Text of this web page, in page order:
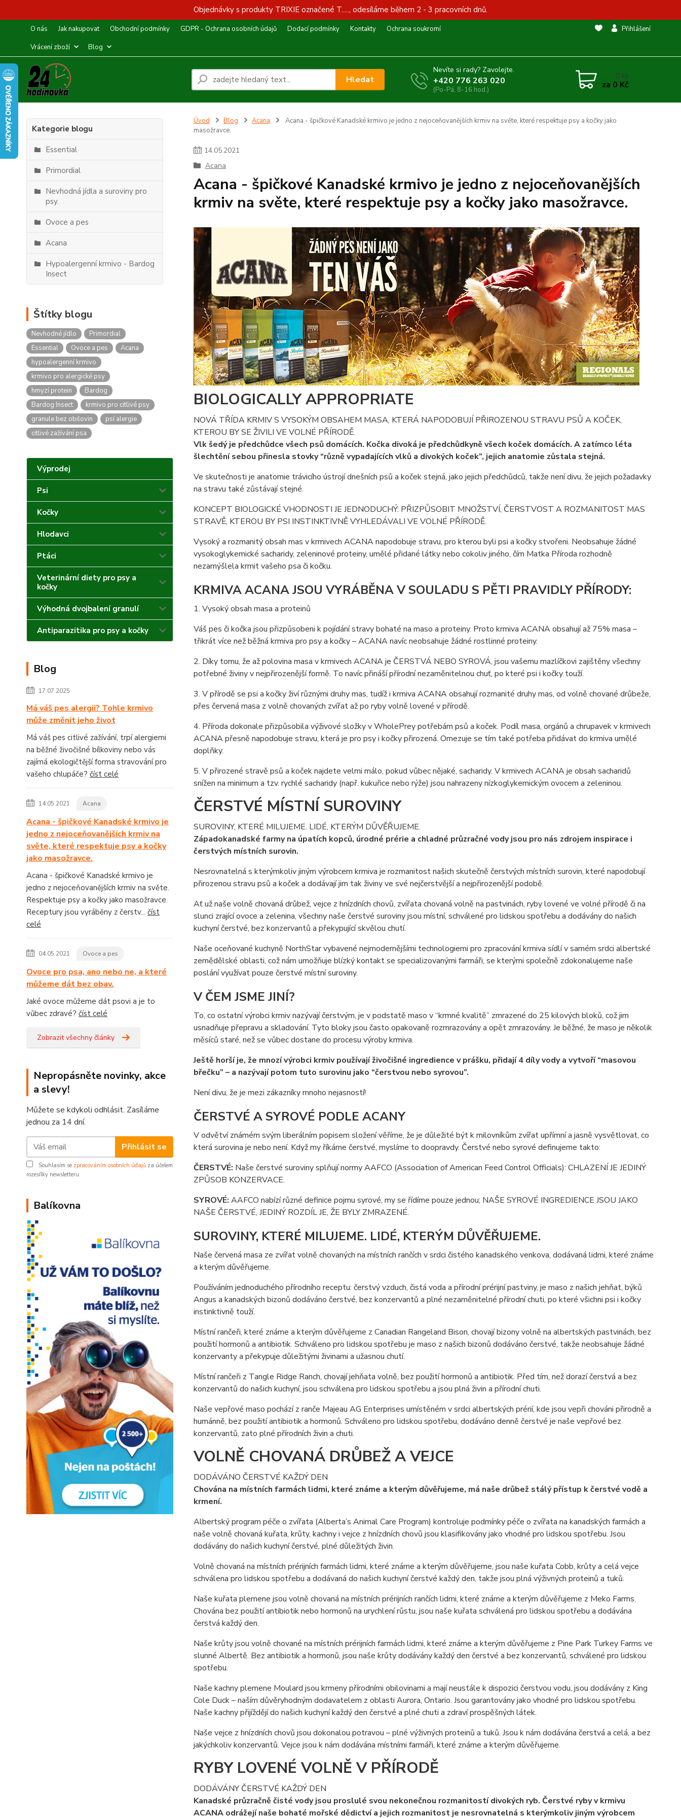
Objednávky s produkty TRIXIE označené T....., odesíláme během 2 - 3 pracovních dnů.
O nás Jak nakupovat Obchodní podmínky GDPR - Ochrana osobních údajů Dodací podmínky Kontakty
Ochrana soukromí
Vrácení zboží
Blog
Přihlášení
Hledat
Nevíte si rady? Zavolejte.
+420 776 263 020
(Po-Pá, 8-16 hod.)
0 ks
za 0 Kč
Kategorie blogu
Essential
Primordial
Nevhodná jídla a suroviny pro
psy.
Ovoce a pes
Acana
Hypoalergenní krmivo - Bardog
Insect
Štítky blogu
Nevhodné jídlo
Primordial
Essential
Ovoce a pes
Acana
hypoalergenní krmivo
krmivo pro alergické psy
hmyzí protein
Bardog
Bardog Insect
krmivo pro citlivé psy
granule bez obilovin
psí alergie
citlivé zažívání psa
Výprodej
Psi
Kočky
Hlodavci
Ptáci
Veterinární diety pro psy a
kočky
Výhodná dvojbalení granulí
Antiparazitika pro psy a kočky
Blog
17.07.2025
Má váš pes alergii? Tohle krmivo
může změnit jeho život
Má váš pes citlivé zažívání, trpí alergiemi
na běžné živočišné bílkoviny nebo vás
zajímá ekologičtější forma stravování pro
vašeho chlupáče? číst celé
14.05.2021 Acana
Acana - špičkové Kanadské krmivo je
jedno z nejoceňovanějších krmiv na
světe, které respektuje psy a kočky
jako masožravce.
Acana - špičkové Kanadské krmivo je
jedno z nejoceňovanějších krmiv na světe.
Respektuje psy a kočky jako masožravce.
Receptury jsou vyráběny z čerstv... číst
celé
04.05.2021 Ovoce a pes
Ovoce pro psa, ano nebo ne, a které
můžeme dát bez obav.
Jaké ovoce můžeme dát psovi a je to
vůbec zdravé? číst celé
Zobrazit všechny články
Nepropásněte novinky, akce
a slevy!
Můžete se kdykoli odhlásit. Zasíláme
jednou za 14 dní.
Přihlásit se
Souhlasím se zpracováním osobních údajů za účelem
rozesílky newsletteru.
Balíkovna
Úvod Blog Acana
Acana - špičkové Kanadské krmivo je jedno z nejoceňovanějších krmiv na světe, které respektuje psy a kočky jako
masožravce.
14.05.2021
Acana
Acana - špičkové Kanadské krmivo je jedno z nejoceňovanějších
krmiv na světe, které respektuje psy a kočky jako masožravce.
BIOLOGICALLY APPROPRIATE
NOVÁ TŘÍDA KRMIV S VYSOKÝM OBSAHEM MASA, KTERÁ NAPODOBUJÍ PŘIROZENOU STRAVU PSŮ A KOČEK,
KTEROU BY SE ŽIVILI VE VOLNÉ PŘÍRODĚ.
Vlk šedý je předchůdce všech psů domácích. Kočka divoká je předchůdkyně všech koček domácích. A zatímco léta
šlechtění sebou přinesla stovky “různě vypadajících vlků a divokých koček”, jejich anatomie zůstala stejná.
Ve skutečnosti je anatomie trávicího ústrojí dnešních psů a koček stejná, jako jejich předchůdců, takže není divu, že jejich požadavky
na stravu také zůstávají stejné.
KONCEPT BIOLOGICKÉ VHODNOSTI JE JEDNODUCHÝ: PŘIZPŮSOBIT MNOŽSTVÍ, ČERSTVOST A ROZMANITOST MAS
STRAVĚ, KTEROU BY PSI INSTINKTIVNĚ VYHLEDÁVALI VE VOLNÉ PŘÍRODĚ.
Vysoký a rozmanitý obsah mas v krmivech ACANA napodobuje stravu, pro kterou byli psi a kočky stvořeni. Neobsahuje žádné
vysokoglykemické sacharidy, zeleninové proteiny, umělé přidané látky nebo cokoliv jiného, čím Matka Příroda rozhodně
nezamýšlela krmit vašeho psa či kočku.
KRMIVA ACANA JSOU VYRÁBĚNA V SOULADU S PĚTI PRAVIDLY PŘÍRODY:
1. Vysoký obsah masa a proteinů
Váš pes či kočka jsou přizpůsobeni k pojídání stravy bohaté na maso a proteiny. Proto krmiva ACANA obsahují až 75% masa –
třikrát více než běžná krmiva pro psy a kočky – ACANA navíc neobsahuje žádné rostlinné proteiny.
2. Díky tomu, že až polovina masa v krmivech ACANA je ČERSTVÁ NEBO SYROVÁ, jsou vašemu mazlíčkovi zajištěny všechny
potřebné živiny v nejpřirozenější formě. To navíc přináší přírodní nezaměnitelnou chuť, po které psi i kočky touží.
3. V přírodě se psi a kočky živí různými druhy mas, tudíž i krmiva ACANA obsahují rozmanité druhy mas, od volně chované drůbeže,
přes červená masa z volně chovaných zvířat až po ryby volně lovené v přírodě.
4. Příroda dokonale přizpůsobila výživové složky v WholePrey potřebám psů a koček. Podíl masa, orgánů a chrupavek v krmivech
ACANA přesně napodobuje stravu, která je pro psy i kočky přirozená. Omezuje se tím také potřeba přidávat do krmiva umělé
doplňky.
5. V přirozené stravě psů a koček najdete velmi málo, pokud vůbec nějaké, sacharidy. V krmivech ACANA je obsah sacharidů
snížen na minimum a tzv. rychlé sacharidy (např. kukuřice nebo rýže) jsou nahrazeny nízkoglykemickým ovocem a zeleninou.
ČERSTVÉ MÍSTNÍ SUROVINY
SUROVINY, KTERÉ MILUJEME. LIDÉ, KTERÝM DŮVĚŘUJEME.
Západokanadské farmy na úpatích kopců, úrodné prérie a chladné průzračné vody jsou pro nás zdrojem inspirace i
čerstvých místních surovin.
Nesrovnatelná s kterýmkoliv jiným výrobcem krmiva je rozmanitost našich skutečně čerstvých místních surovin, které napodobují
přirozenou stravu psů a koček a dodávají jim tak živiny ve své nejčerstvější a nejpřirozenější podobě.
Ať už naše volně chovaná drůbež, vejce z hnízdních chovů, zvířata chovaná volně na pastvinách, ryby lovené ve volné přírodě či na
slunci zrající ovoce a zelenina, všechny naše čerstvé suroviny jsou místní, schválené pro lidskou spotřebu a dodávány do našich
kuchyní čerstvé, bez konzervantů a překypující skvělou chutí.
Naše oceňované kuchyně NorthStar vybavené nejmodernějšími technologiemi pro zpracování krmiva sídlí v samém srdci albertské
zemědělské oblasti, což nám umožňuje blízký kontakt se specializovanými farmáři, se kterými společně zdokonalujeme naše
poslání využívat pouze čerstvé místní suroviny.
V ČEM JSME JINÍ?
To, co ostatní výrobci krmiv nazývají čerstvým, je v podstatě maso v “krmné kvalitě” zmrazené do 25 kilových bloků, což jim
usnadňuje přepravu a skladování. Tyto bloky jsou často opakovaně rozmrazovány a opět zmrazovány. Je běžné, že maso je několik
měsíců staré, než se vůbec dostane do procesu výroby krmiva.
Ještě horší je, že mnozí výrobci krmiv používají živočišné ingredience v prášku, přidají 4 díly vody a vytvoří “masovou
břečku” – a nazývají potom tuto surovinu jako “čerstvou nebo syrovou”.
Není divu, že je mezi zákazníky mnoho nejasností!
ČERSTVÉ A SYROVÉ PODLE ACANY
V odvětví známém svým liberálním popisem složení věříme, že je důležité být k milovníkům zvířat upřímní a jasně vysvětlovat, co
která surovina je nebo není. Když my říkáme čerstvé, myslíme to doopravdy. Čerstvé nebo syrové definujeme takto:
ČERSTVÉ: Naše čerstvé suroviny splňují normy AAFCO (Association of American Feed Control Officials): CHLAZENÍ JE JEDINÝ
ZPŮSOB KONZERVACE.
SYROVÉ: AAFCO nabízí různé definice pojmu syrové, my se řídíme pouze jednou; NAŠE SYROVÉ INGREDIENCE JSOU JAKO
NAŠE ČERSTVÉ, JEDINÝ ROZDÍL JE, ŽE BYLY ZMRAZENÉ.
SUROVINY, KTERÉ MILUJEME. LIDÉ, KTERÝM DŮVĚŘUJEME.
Naše červená masa ze zvířat volně chovaných na místních rančích v srdci čistého kanadského venkova, dodávaná lidmi, které známe
a kterým důvěřujeme.
Používáním jednoduchého přírodního receptu: čerstvý vzduch, čistá voda a přírodní prérijní pastviny, je maso z našich jehňat, býků
Angus a kanadských bizonů dodáváno čerstvé, bez konzervantů a plné nezaměnitelné přírodní chuti, po které všichni psi i kočky
instinktivně touží.
Místní rančeři, které známe a kterým důvěřujeme z Canadian Rangeland Bison, chovají bizony volně na albertských pastvinách, bez
použití hormonů a antibiotik. Schváleno pro lidskou spotřebu je maso z našich bizonů dodáváno čerstvé, takže neobsahuje žádné
konzervanty a překypuje důležitými živinami a užasnou chutí.
Místní rančeři z Tangle Ridge Ranch, chovají jehňata volně, bez použití hormonů a antibiotik. Před tím, než dorazí čerstvá a bez
konzervantů do našich kuchyní, jsou schválena pro lidskou spotřebu a jsou plná živin a přírodní chuti.
Naše vepřové maso pochází z ranče Majeau AG Enterprises umístěném v srdci albertských prérií, kde jsou vepři chováni přirodně a
humánně, bez použití antibiotik a hormonů. Schváleno pro lidskou spotřebu, dodáváno denně čerstvé je naše vepřové bez
konzervantů, zato plné přírodních živin a chuti.
VOLNĚ CHOVANÁ DRŮBEŽ A VEJCE
DODÁVÁNO ČERSTVÉ KAŽDÝ DEN
Chována na místních farmách lidmi, které známe a kterým důvěřujeme, má naše drůbež stálý přístup k čerstvé vodě a
krmení.
Albertský program péče o zvířata (Alberta’s Animal Care Program) kontroluje podmínky péče o zvířata na kanadských farmách a
naše volně chovaná kuřata, krůty, kachny i vejce z hnízdních chovů jsou klasifikovány jako vhodné pro lidskou spotřebu. Jsou
dodávány do našich kuchyní čerstvé, plné důležitých živin.
Volně chovaná na místních prérijních farmách lidmi, které známe a kterým důvěřujeme, jsou naše kuřata Cobb, krůty a celá vejce
schválena pro lidskou spotřebu a dodávaná do našich kuchyní čerstvé každý den, takže jsou plná výživných proteinů a tuků.
Naše kuřata plemene jsou volně chovaná na místních prérijních rančích lidmi, které známe a kterým důvěřujeme z Meko Farms.
Chována bez použití antibiotik nebo hormonů na urychlení růstu, jsou naše kuřata schválená pro lidskou spotřebu a dodávána
čerstvá každý den.
Naše krůty jsou volně chované na místních prérijních farmách lidmi, které známe a kterým důvěřujeme z Pine Park Turkey Farms ve
slunné Albertě. Bez antibiotik a hormonů, jsou naše krůty dodávány každý den čerstvé a bez konzervantů, schválené pro lidskou
spotřebu.
Naše kachny plemene Moulard jsou krmeny přírodními obilovinami a mají neustále k dispozici čerstvou vodu, jsou dodávány z King
Cole Duck – naším důvěryhodným dodavatelem z oblasti Aurora, Ontario. Jsou garantovány jako vhodné pro lidskou spotřebu.
Naše kachny přijíždějí do našich kuchyní každý den čerstvé a plné chuti a zdraví prospěšných látek.
Naše vejce z hnízdních chovů jsou dokonalou potravou – plné výživných proteinů a tuků. Jsou k nám dodávána čerstvá a celá, a bez
jakýchkoliv konzervantů. Vejce jsou k nám dodávána místními farmáři, které známe a kterým důvěřujeme.
RYBY LOVENÉ VOLNĚ V PŘÍRODĚ
DODÁVÁNY ČERSTVÉ KAŽDÝ DEN
Kanadské průzračně čisté vody jsou proslulé svou nekonečnou rozmanitostí divokých ryb. Čerstvé ryby v krmivu
ACANA odrážejí naše bohaté mořské dědictví a jejich rozmanitost je nesrovnatelná s kterýmkoliv jiným výrobcem